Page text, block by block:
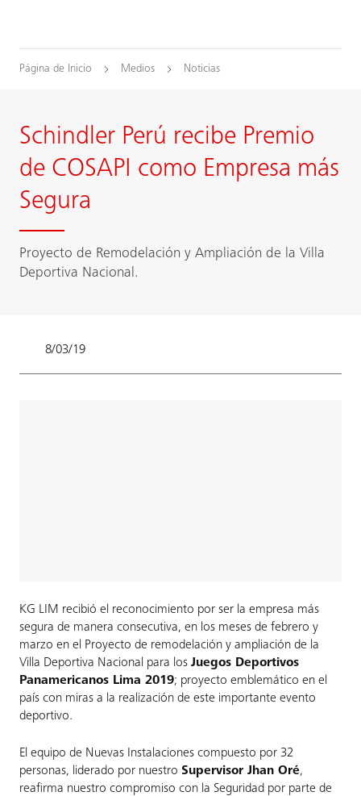
Página de Inicio Medios Noticias
Schindler Perú recibe Premio
de COSAPI como Empresa más
Segura
Proyecto de Remodelación y Ampliación de la Villa
Deportiva Nacional.
8/03/19
KG LIM recibió el reconocimiento por ser la empresa más
segura de manera consecutiva, en los meses de febrero y
marzo en el Proyecto de remodelación y ampliación de la
Villa Deportiva Nacional para los Juegos Deportivos
Panamericanos Lima 2019; proyecto emblemático en el
país con miras a la realización de este importante evento
deportivo.
El equipo de Nuevas Instalaciones compuesto por 32
personas, liderado por nuestro Supervisor Jhan Oré,
reafirma nuestro compromiso con la Seguridad por parte de